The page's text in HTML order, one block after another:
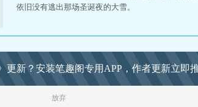
依旧没有逃出那场圣诞夜的大雪。
更新？安装笔趣阁专用APP，作者更新立即
放弃